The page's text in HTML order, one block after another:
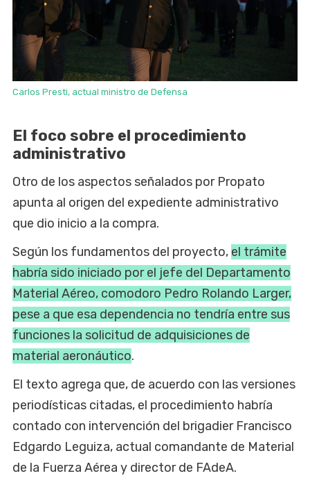
Carlos Presti, actual ministro de Defensa
El foco sobre el procedimiento
administrativo
Otro de los aspectos señalados por Propato
apunta al origen del expediente administrativo
que dio inicio a la compra.
Según los fundamentos del proyecto, el trámite
habría sido iniciado por el jefe del Departamento
Material Aéreo, comodoro Pedro Rolando Larger,
pese a que esa dependencia no tendría entre sus
funciones la solicitud de adquisiciones de
material aeronáutico.
El texto agrega que, de acuerdo con las versiones
periodísticas citadas, el procedimiento habría
contado con intervención del brigadier Francisco
Edgardo Leguiza, actual comandante de Material
de la Fuerza Aérea y director de FAdeA.